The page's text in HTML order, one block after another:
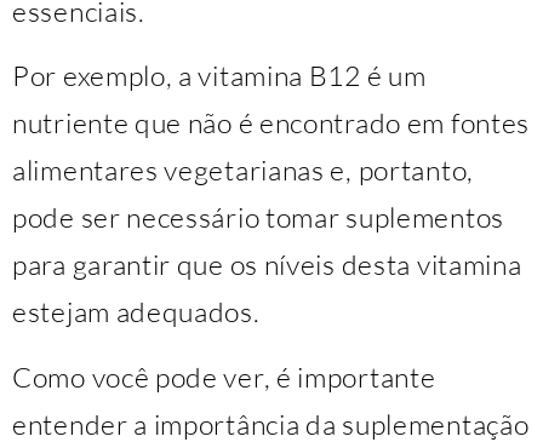
essenciais.
Por exemplo, a vitamina B12 é um
nutriente que não é encontrado em fontes
alimentares vegetarianas e, portanto,
pode ser necessário tomar suplementos
para garantir que os níveis desta vitamina
estejam adequados.
Como você pode ver, é importante
entender a importância da suplementação